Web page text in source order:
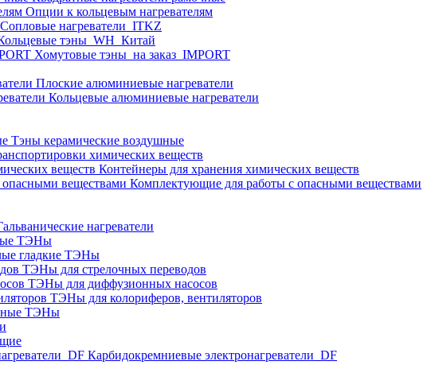
Опции к кольцевым нагревателям
Cопловые нагреватели_ITKZ
тэны_WH_Китай
Хомутовые тэны_на заказ_IMPORT
Плоские алюминиевые нагреватели
Кольцевые алюминиевые нагреватели
Тэны керамические воздушные
химических веществ
Контейнеры для хранения химических веществ
Комплектующие для работы с опасными веществами
нагреватели
ТЭНы
гладкие ТЭНы
ТЭНы для стрелочных переводов
ТЭНы для диффузионных насосов
ТЭНы для колориферов, вентиляторов
ТЭНы
Карбидокремниевые электронагреватели_DF